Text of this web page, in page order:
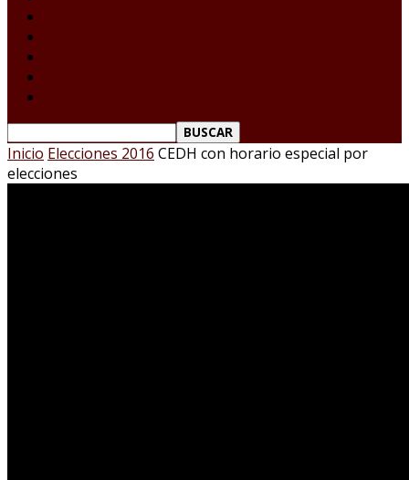
Inicio Elecciones 2016 CEDH con horario especial por
elecciones